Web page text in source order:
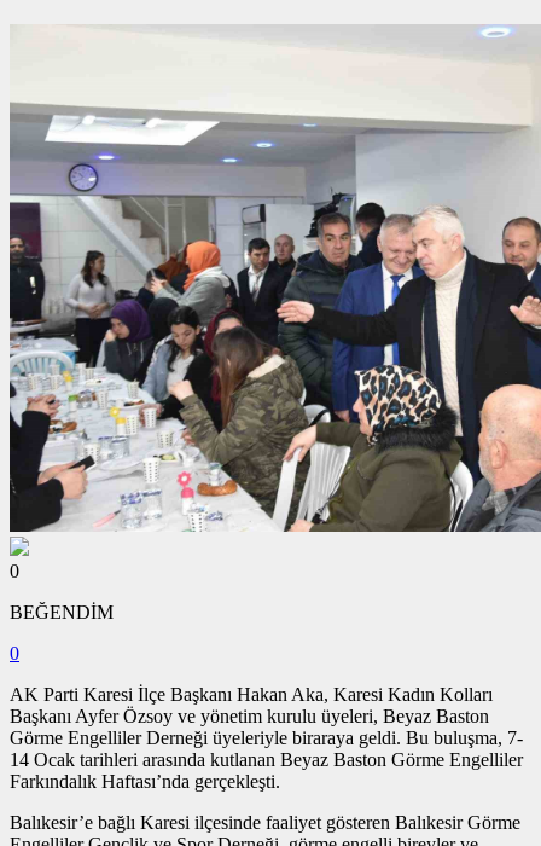
0
BEĞENDİM
0
AK Parti Karesi İlçe Başkanı Hakan Aka, Karesi Kadın Kolları
Başkanı Ayfer Özsoy ve yönetim kurulu üyeleri, Beyaz Baston
Görme Engelliler Derneği üyeleriyle biraraya geldi. Bu buluşma, 7-
14 Ocak tarihleri arasında kutlanan Beyaz Baston Görme Engelliler
Farkındalık Haftası’nda gerçekleşti.
Balıkesir’e bağlı Karesi ilçesinde faaliyet gösteren Balıkesir Görme